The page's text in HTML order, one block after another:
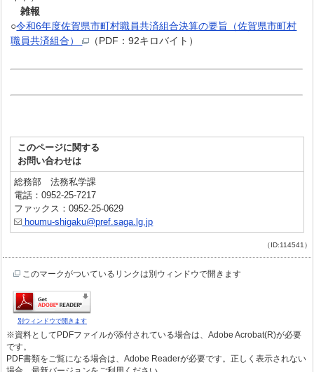
雑報
○令和6年度佐賀県市町村職員共済組合決算の要旨（佐賀県市町村
職員共済組合）
（PDF：92キロバイト）
このページに関する
お問い合わせは
総務部 法務私学課
電話：0952-25-7217
ファックス：0952-25-0629
houmu-shigaku@pref.saga.lg.jp
（ID:114541）
このマークがついているリンクは別ウィンドウで開きます
別ウィンドウで開きます
※資料としてPDFファイルが添付されている場合は、Adobe Acrobat(R)が必要
です。
PDF書類をご覧になる場合は、Adobe Readerが必要です。正しく表示されない